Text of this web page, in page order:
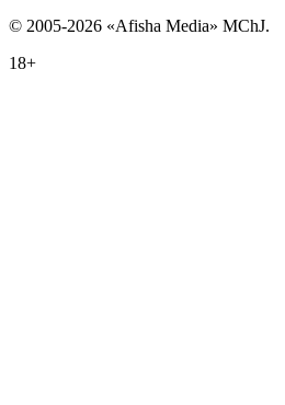
© 2005-2026 «Afisha Media» MChJ.
18+